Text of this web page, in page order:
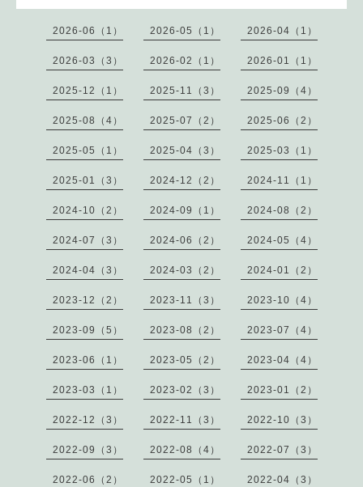
2026-06（1） 2026-05（1） 2026-04（1）
2026-03（3） 2026-02（1） 2026-01（1）
2025-12（1） 2025-11（3） 2025-09（4）
2025-08（4） 2025-07（2） 2025-06（2）
2025-05（1） 2025-04（3） 2025-03（1）
2025-01（3） 2024-12（2） 2024-11（1）
2024-10（2） 2024-09（1） 2024-08（2）
2024-07（3） 2024-06（2） 2024-05（4）
2024-04（3） 2024-03（2） 2024-01（2）
2023-12（2） 2023-11（3） 2023-10（4）
2023-09（5） 2023-08（2） 2023-07（4）
2023-06（1） 2023-05（2） 2023-04（4）
2023-03（1） 2023-02（3） 2023-01（2）
2022-12（3） 2022-11（3） 2022-10（3）
2022-09（3） 2022-08（4） 2022-07（3）
2022-06（2） 2022-05（1） 2022-04（3）